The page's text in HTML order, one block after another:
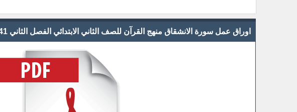
اوراق عمل سورة الانشقاق منهج القرآن للصف الثاني الابتدائي الفصل الثاني 1441 هـ